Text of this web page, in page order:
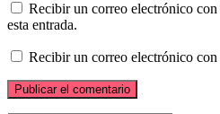
Recibir un correo electrónico
esta entrada.
Recibir un correo electrónico con